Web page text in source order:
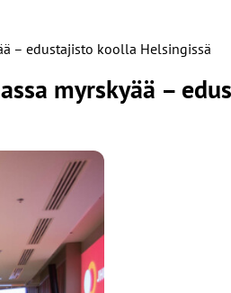
– edustajisto koolla Helsingissä
myrskyää –